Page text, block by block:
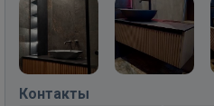
Контакты